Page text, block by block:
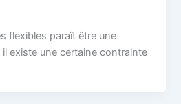
flexibles paraît être une
existe une certaine contrainte